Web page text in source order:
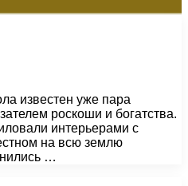
известен уже пара
роскоши и богатства.
интерьерами с
на всю землю
…